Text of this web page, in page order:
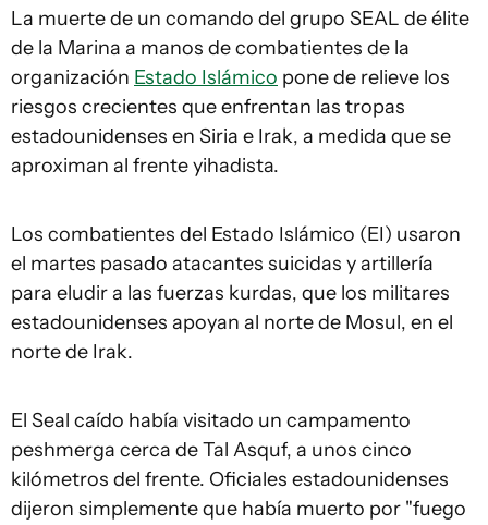
La muerte de un comando del grupo SEAL de élite
de la Marina a manos de combatientes de la
organización Estado Islámico pone de relieve los
riesgos crecientes que enfrentan las tropas
estadounidenses en Siria e Irak, a medida que se
aproximan al frente yihadista.
Los combatientes del Estado Islámico (EI) usaron
el martes pasado atacantes suicidas y artillería
para eludir a las fuerzas kurdas, que los militares
estadounidenses apoyan al norte de Mosul, en el
norte de Irak.
El Seal caído había visitado un campamento
peshmerga cerca de Tal Asquf, a unos cinco
kilómetros del frente. Oficiales estadounidenses
dijeron simplemente que había muerto por "fuego